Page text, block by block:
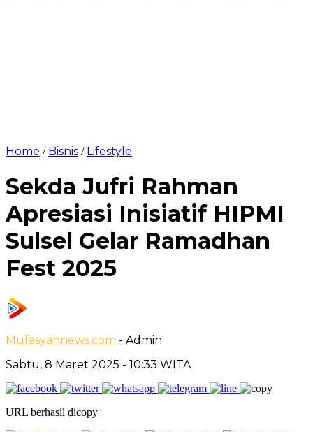
Home / Bisnis / Lifestyle
Sekda Jufri Rahman
Apresiasi Inisiatif HIPMI
Sulsel Gelar Ramadhan
Fest 2025
Mufasyahnews.com - Admin
Sabtu, 8 Maret 2025 - 10:33 WITA
URL berhasil dicopy